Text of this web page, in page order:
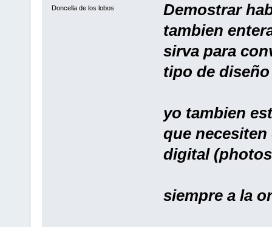
Doncella de los lobos
Demostrar
tambien
sirva para
tipo de
yo tambien
que
digital
siempre a la